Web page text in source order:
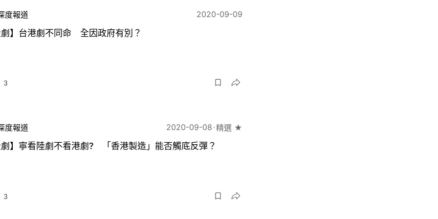
度報道 2020-09-09
】台港劇不同命 全因政府有別？
3
度報道 2020-09-08 精選 ★
】寧看陸劇不看港劇? 「香港製造」能否觸底反彈？
3